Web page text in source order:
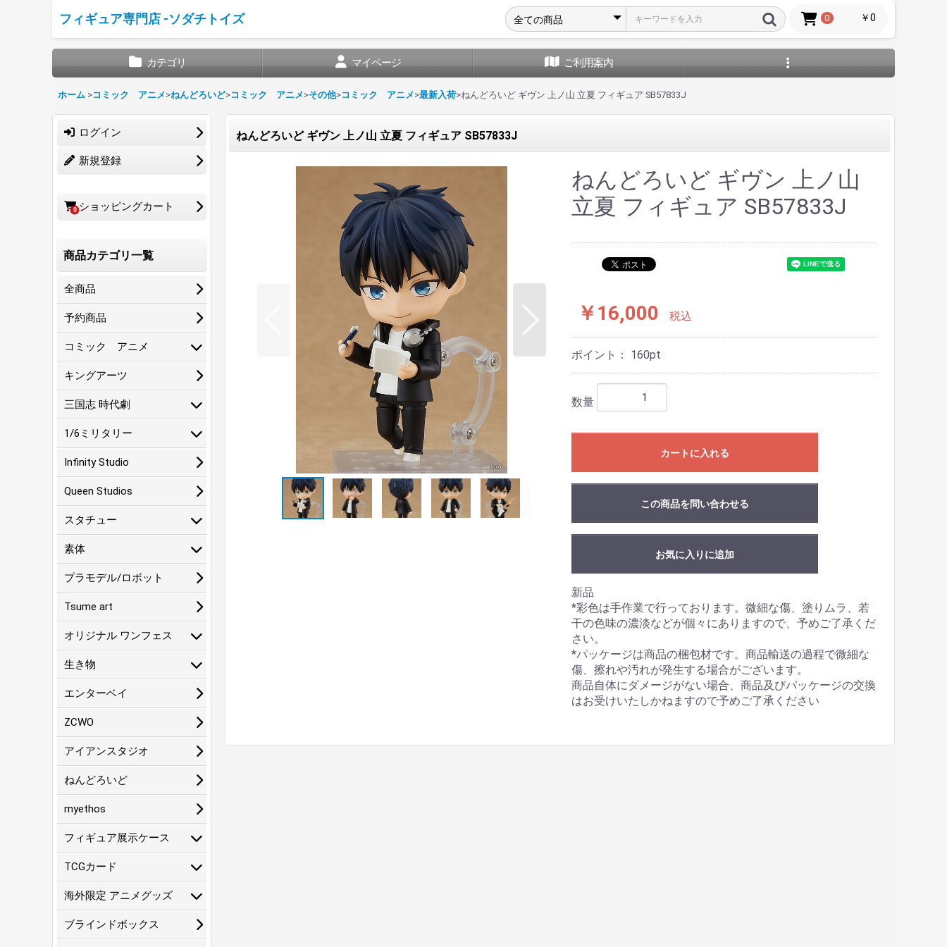
フィギュア専門店 -ソダチトイズ 0 ￥0
カテゴリ マイページ ご利用案内
ホーム >コミック アニメ >ねんどろいど>コミック アニメ >その他>コミック アニメ >最新入荷>ねんどろいど ギヴン 上ノ山 立夏 フィギュア SB57833J
ログイン
新規登録
0 ショッピングカート
商品カテゴリ一覧
全商品
予約商品
コミック アニメ
キングアーツ
三国志 時代劇
1/6ミリタリー
Infinity Studio
Queen Studios
スタチュー
素体
プラモデル/ロボット
Tsume art
オリジナル ワンフェス
生き物
エンターベイ
ZCWO
アイアンスタジオ
ねんどろいど
myethos
フィギュア展示ケース
TCGカード
海外限定 アニメグッズ
ブラインドボックス
ねんどろいど ギヴン 上ノ山 立夏 フィギュア SB57833J
ねんどろいど ギヴン 上ノ山
立夏 フィギュア SB57833J
￥16,000 税込
ポイント： 160pt
数量
カートに入れる
この商品を問い合わせる
お気に入りに追加
新品
*彩色は手作業で行っております。微細な傷、塗りムラ、若
干の色味の濃淡などが個々にありますので、予めご了承くだ
さい。
*パッケージは商品の梱包材です。商品輸送の過程で微細な
傷、擦れや汚れが発生する場合がございます。
商品自体にダメージがない場合、商品及びパッケージの交換
はお受けいたしかねますので予めご了承ください